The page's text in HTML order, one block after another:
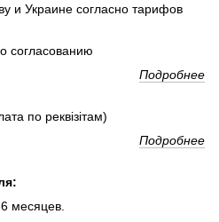
и Украине согласно тарифов
согласованию
Подробнее
по реквізітам)
Подробнее
месяцев.